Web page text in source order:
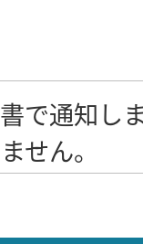
で通知
せん。